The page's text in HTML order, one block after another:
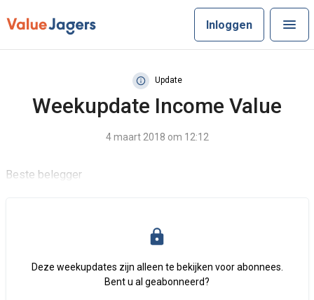
Inloggen
Update
Weekupdate Income Value
4 maart 2018 om 12:12
Beste belegger
Deze weekupdates zijn alleen te bekijken voor abonnees.
Bent u al geabonneerd?